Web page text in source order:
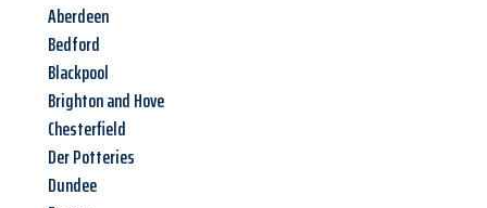
Aberdeen
Bedford
Blackpool
Brighton and Hove
Chesterfield
Der Potteries
Dundee